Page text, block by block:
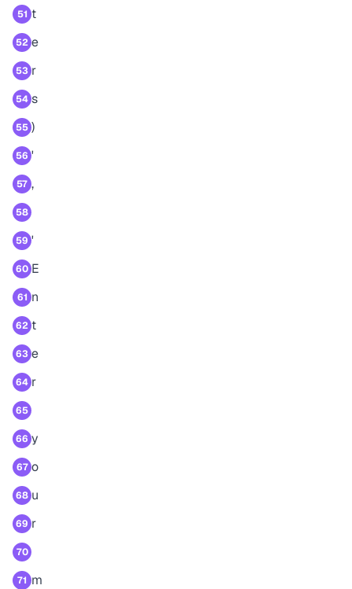
51 t
52 e
53 r
54 s
55 )
56 '
57 ,
58
59 '
60 E
61 n
62 t
63 e
64 r
65
66 y
67 o
68 u
69 r
70
71 m